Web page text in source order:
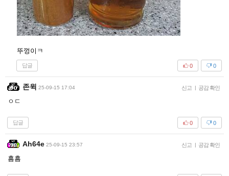
뚜껑이ㅋ
답글 0
0
존윅 25-09-15 17:04 신고 | 공감 확인
ㅇㄷ
답글 0
0
Ah64e 25-09-15 23:57 신고 | 공감 확인
흠흠